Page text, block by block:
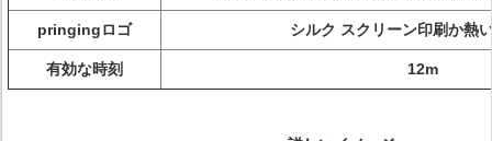
pringingロゴ シルク スクリーン印刷か熱
有効な時刻 12m